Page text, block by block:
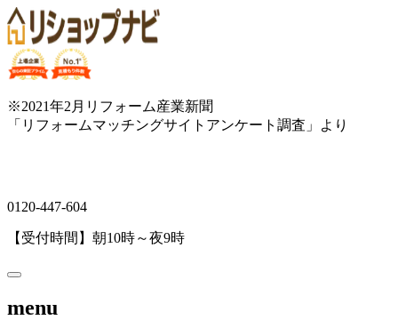
※2021年2月リフォーム産業新聞
「リフォームマッチングサイトアンケート調査」より
0120-447-604
【受付時間】朝10時～夜9時
menu